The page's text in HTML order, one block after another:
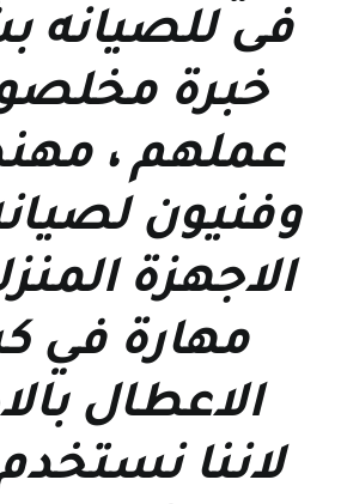
فى للصيانه
خبرة
عملهم ،
وفنيون
الاجهزة
مهارة في
الاعطال
لاننا